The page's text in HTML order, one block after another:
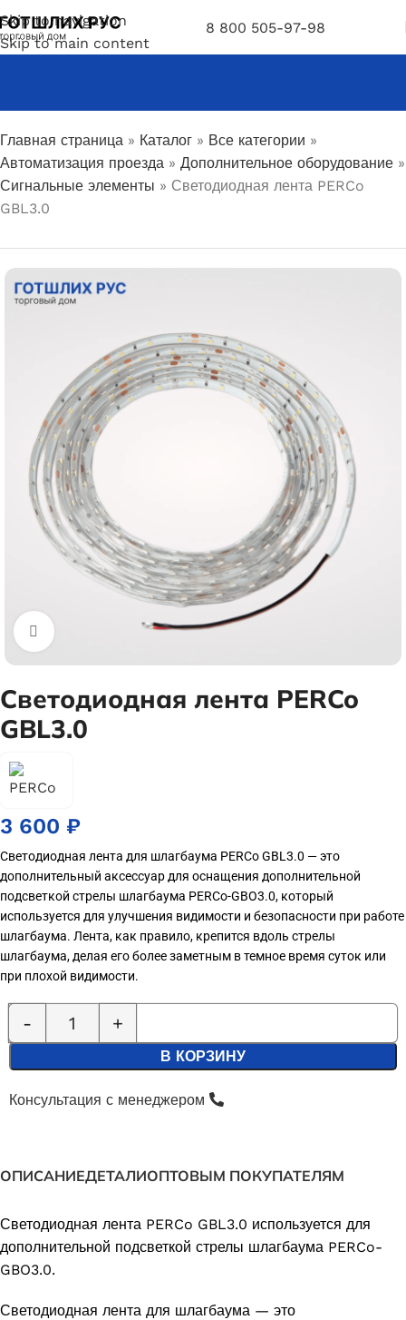
Skip to navigation
Skip to main content
8 800 505-97-98
Главная страница » Каталог » Все категории »
Автоматизация проезда » Дополнительное оборудование »
Сигнальные элементы » Светодиодная лента PERCo
GBL3.0
Увеличить
Светодиодная лента PERCo
GBL3.0
3 600 ₽
Светодиодная лента для шлагбаума PERCo GBL3.0 — это
дополнительный аксессуар для оснащения дополнительной
подсветкой стрелы шлагбаума PERCo-GBO3.0, который
используется для улучшения видимости и безопасности при работе
шлагбаума. Лента, как правило, крепится вдоль стрелы
шлагбаума, делая его более заметным в темное время суток или
при плохой видимости.
В КОРЗИНУ
Консультация с менеджером
ОПИСАНИЕДЕТАЛИОПТОВЫМ ПОКУПАТЕЛЯМ
Светодиодная лента PERCo GBL3.0 используется для
дополнительной подсветкой стрелы шлагбаума PERCo-
GBO3.0.
Светодиодная лента для шлагбаума — это